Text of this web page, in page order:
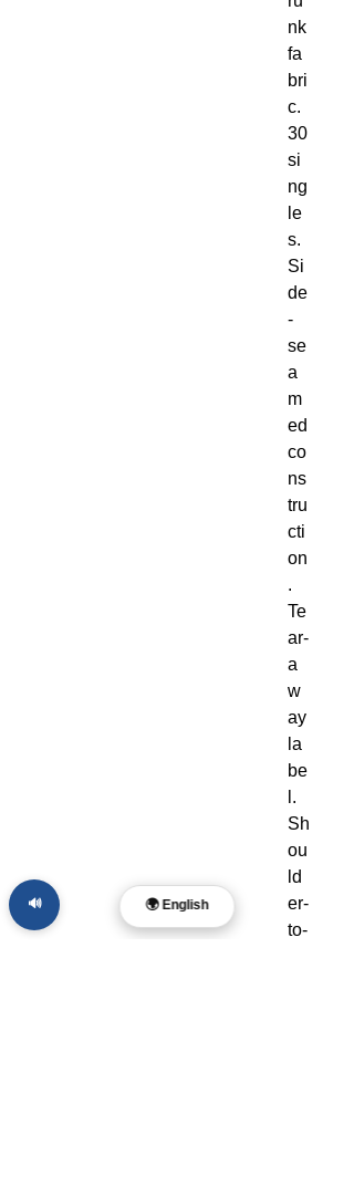
nk
fa
bri
c.
30
si
ng
le
s.
Si
de
-
se
a
m
ed
co
ns
tru
cti
on
.
Te
ar-
a
w
ay
la
be
l.
Sh
ou
ld
er-
to-
🌍 English
🔊